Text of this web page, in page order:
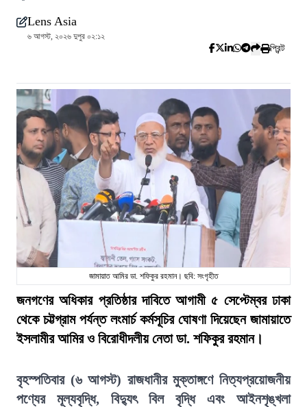
Lens Asia
৬ আগস্ট, ২০২৬ দুপুর ০২:১২
প্রিন্ট
জামায়াত আমির ডা. শফিকুর রহমান। ছবি: সংগৃহীত
জনগণের অধিকার প্রতিষ্ঠার দাবিতে আগামী ৫ সেপ্টেম্বর ঢাকা
থেকে চট্টগ্রাম পর্যন্ত লংমার্চ কর্মসূচির ঘোষণা দিয়েছেন জামায়াতে
ইসলামীর আমির ও বিরোধীদলীয় নেতা ডা. শফিকুর রহমান।
বৃহস্পতিবার (৬ আগস্ট) রাজধানীর মুক্তাঙ্গণে নিত্যপ্রয়োজনীয়
পণ্যের মূল্যবৃদ্ধি, বিদ্যুৎ বিল বৃদ্ধি এবং আইনশৃঙ্খলা